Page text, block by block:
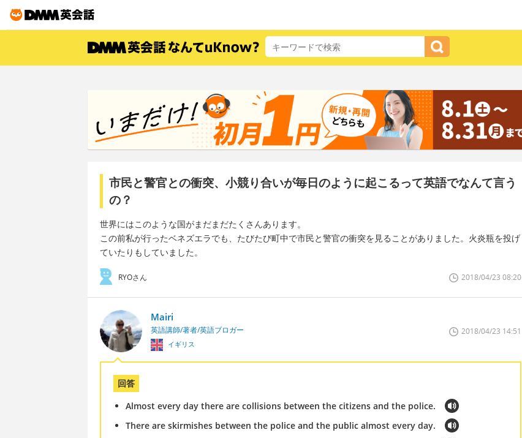
市民と警官との衝突、小競り合いが毎日のように起こるって英語でなんて言う
の？
世界にはこのような国がまだまだたくさんあります。
この前私が行ったベネズエラでも、たびたび町中で市民と警官の衝突を見ることがありました。火炎瓶を投げ
ていたりもしていました。
RYOさん 2018/04/23 08:20
Mairi
英語講師/著者/英語ブロガー
イギリス
2018/04/23 14:51
回答
Almost every day there are collisions between the citizens and the police.
There are skirmishes between the police and the public almost every day.